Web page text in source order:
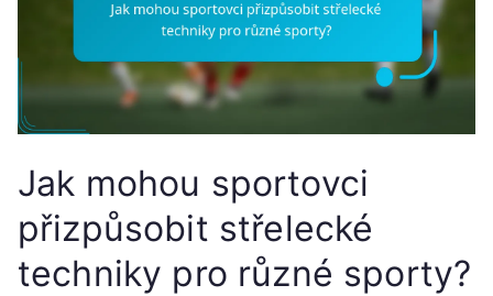
Jak mohou sportovci
přizpůsobit střelecké
techniky pro různé sporty?